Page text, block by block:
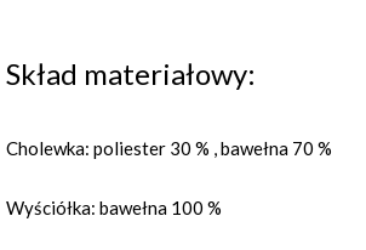
Skład materiałowy:
Cholewka: poliester 30 % , bawełna 70 %
Wyściółka: bawełna 100 %